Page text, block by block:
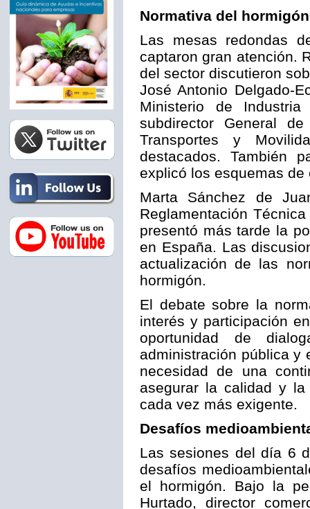
Normativa del
Las mesas redondas
captaron gran atención.
del sector discutieron
José Antonio Delgado-
Ministerio de
subdirector General
Transportes y
destacados. También
explicó los esquemas
Marta Sánchez de
Reglamentación
presentó más tarde la
en España. Las
actualización de las
hormigón.
El debate sobre la
interés y participación
oportunidad de
administración pública y
necesidad de una
asegurar la calidad y la
cada vez más exigente.
Desafíos
Las sesiones del día 6
desafíos
el hormigón. Bajo la
Hurtado, director